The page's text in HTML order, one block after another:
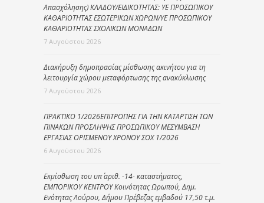
Απασχόλησης) ΚΛΑΔΟΥ/ΕΙΔΙΚΟΤΗΤΑΣ: ΥΕ ΠΡΟΣΩΠΙΚΟΥ
ΚΑΘΑΡΙΟΤΗΤΑΣ ΕΣΩΤΕΡΙΚΩΝ ΧΩΡΩΝ/ΥΕ ΠΡΟΣΩΠΙΚΟΥ
ΚΑΘΑΡΙΟΤΗΤΑΣ ΣΧΟΛΙΚΩΝ ΜΟΝΑΔΩΝ
7 Αυγούστου 2026
Διακήρυξη δημοπρασίας μίσθωσης ακινήτου για τη
λειτουργία χώρου μεταφόρτωσης της ανακύκλωσης
7 Αυγούστου 2026
ΠΡΑΚΤΙΚΟ 1/2026ΕΠΙΤΡΟΠΗΣ ΓΙΑ ΤΗΝ ΚΑΤΑΡΤΙΣΗ ΤΩΝ
ΠΙΝΑΚΩΝ ΠΡΟΣΛΗΨΗΣ ΠΡΟΣΩΠΙΚΟΥ ΜΕΣΥΜΒΑΣΗ
ΕΡΓΑΣΙΑΣ ΟΡΙΣΜΕΝΟΥ ΧΡΟΝΟΥ ΣΟΧ 1/2026
6 Αυγούστου 2026
Εκμίσθωση του υπ΄ αριθ. -14- καταστήματος,
ΕΜΠΟΡΙΚΟΥ ΚΕΝΤΡΟΥ Κοινότητας Ωρωπού, Δημ.
Ενότητας Λούρου, Δήμου Πρέβεζας εμβαδού 17,50 τ.μ.